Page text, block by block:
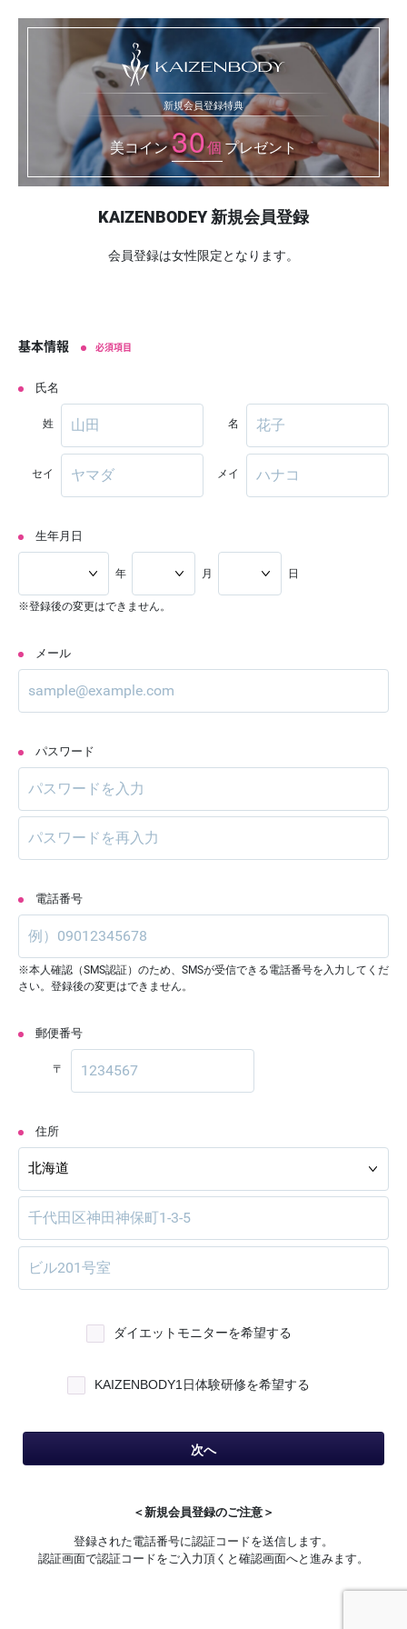
新規会員登録特典
美コイン30個 プレゼント
KAIZENBODEY 新規会員登録
会員登録は女性限定となります。
基本情報 必須項目
氏名
姓 名
セイ メイ
生年月日
年 月 日
※登録後の変更はできません。
メール
パスワード
電話番号
※本人確認（SMS認証）のため、SMSが受信できる電話番号を入力してくだ
さい。登録後の変更はできません。
郵便番号
〒
住所
ダイエットモニターを希望する
KAIZENBODY1日体験研修を希望する
次へ
＜新規会員登録のご注意＞
登録された電話番号に認証コードを送信します。
認証画面で認証コードをご入力頂くと確認画面へと進みます。